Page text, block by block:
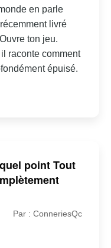
en parle
livré
ton jeu.
raconte comment
épuisé.
point Tout
Par : ConneriesQc